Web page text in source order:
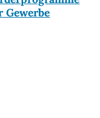
Gewerbe